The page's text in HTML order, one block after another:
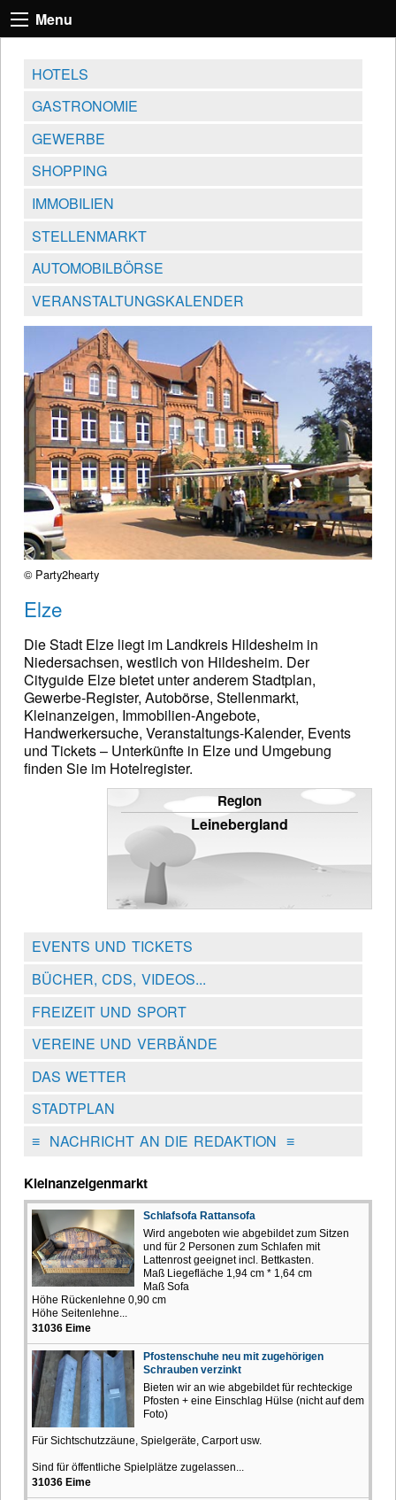
Menu
HOTELS
GASTRONOMIE
GEWERBE
SHOPPING
IMMOBILIEN
STELLENMARKT
AUTOMOBILBÖRSE
VERANSTALTUNGSKALENDER
© Party2hearty
Elze
Die Stadt Elze liegt im Landkreis Hildesheim in
Niedersachsen, westlich von Hildesheim. Der
Cityguide Elze bietet unter anderem Stadtplan,
Gewerbe-Register, Autobörse, Stellenmarkt,
Kleinanzeigen, Immobilien-Angebote,
Handwerkersuche, Veranstaltungs-Kalender, Events
und Tickets – Unterkünfte in Elze und Umgebung
finden Sie im Hotelregister.
Region
Leinebergland
EVENTS UND TICKETS
BÜCHER, CDS, VIDEOS...
FREIZEIT UND SPORT
VEREINE UND VERBÄNDE
DAS WETTER
STADTPLAN
≡NACHRICHT AN DIE REDAKTION ≡
Kleinanzeigenmarkt
Schlafsofa Rattansofa
Wird angeboten wie abgebildet zum Sitzen
und für 2 Personen zum Schlafen mit
Lattenrost geeignet incl. Bettkasten.
Maß Liegefläche 1,94 cm * 1,64 cm
Maß Sofa
Höhe Rückenlehne 0,90 cm
Höhe Seitenlehne...
31036 Eime
Pfostenschuhe neu mit zugehörigen
Schrauben verzinkt
Bieten wir an wie abgebildet für rechteckige
Pfosten + eine Einschlag Hülse (nicht auf dem
Foto)
Für Sichtschutzzäune, Spielgeräte, Carport usw.
Sind für öffentliche Spielplätze zugelassen...
31036 Eime